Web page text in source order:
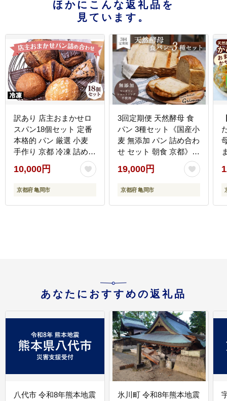
ほかにこんな返礼品を
見ています。
訳あり 店主おまかせロ
スパン18個セット 定番
本格的 パン 厳選 小麦
手作り 京都 冷凍 詰め合
わせ ギフト おすすめ 人
気 冷凍パン 朝食 パン好
き ベーカリー 毎日楽し
10,000円
京都府 亀岡市
3回定期便 天然酵母 食
パン 3種セット《国産小
麦 無添加 パン 詰め合わ
せ セット 朝食 京都》※
北海道・沖縄・離島へ
の配送不可
19,000円
京都府 亀岡市
あなたにおすすめの返礼品
八代市 令和8年熊本地震
氷川町 令和8年熊本地震